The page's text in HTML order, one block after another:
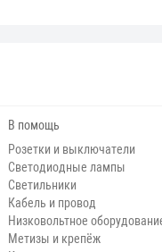
В помощь
Розетки и выключатели
Светодиодные лампы
Светильники
Кабель и провод
Низковольтное
Метизы и крепёж